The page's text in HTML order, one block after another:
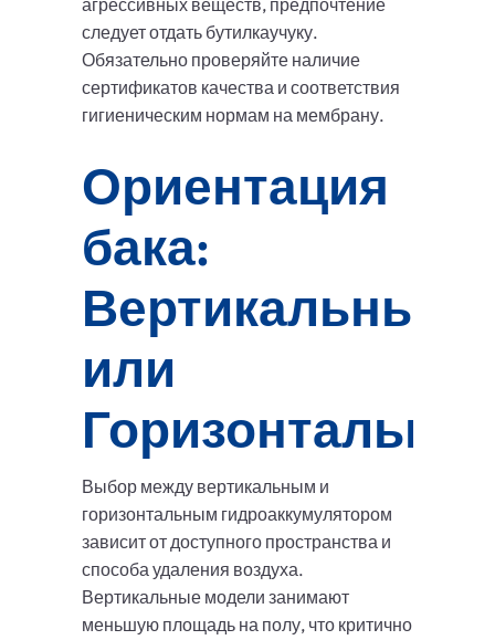
агрессивных веществ, предпочтение
следует отдать бутилкаучуку.
Обязательно проверяйте наличие
сертификатов качества и соответствия
гигиеническим нормам на мембрану.
Ориентация
бака:
Вертикальный
или
Выбор между вертикальным и
горизонтальным гидроаккумулятором
зависит от доступного пространства и
способа удаления воздуха.
Вертикальные модели занимают
меньшую площадь на полу, что критично